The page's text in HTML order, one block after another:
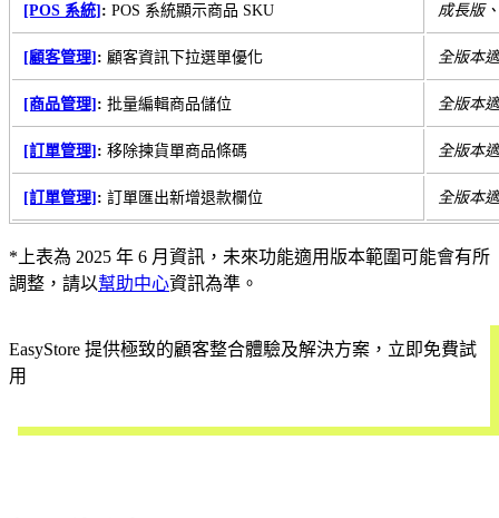
[POS 系統] : POS 系統顯示商品 SKU 成長版
[顧客管理] : 顧客資訊下拉選單優化 全版本
[商品管理] : 批量編輯商品儲位 全版本
[訂單管理] : 移除揀貨單商品條碼 全版本
[訂單管理] : 訂單匯出新增退款欄位 全版本
*上表為 2025 年 6 月資訊，未來功能適用版本範圍可能會有所
調整，請以幫助中心資訊為準。
EasyStore 提供極致的顧客整合體驗及解決方案，立即免費試
用